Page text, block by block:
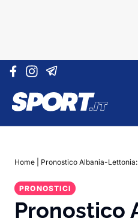
Vai al contenuto
Home Pronostico Albania-
PRONOSTICI
Pronostico